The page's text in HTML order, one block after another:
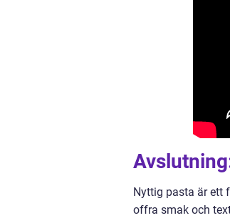
Nyttig pasta är ett
offra smak och